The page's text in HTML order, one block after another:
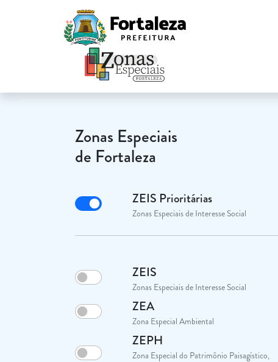
Zonas Especiais
de Fortaleza
ZEIS Prioritárias
Zonas Especiais de Interesse Social
ZEIS
Zonas Especiais de Interesse Social
ZEA
Zona Especial Ambiental
ZEPH
Zona Especial do Patrimônio Paisagístico,